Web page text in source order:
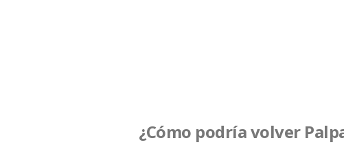
¿Cómo podría volver